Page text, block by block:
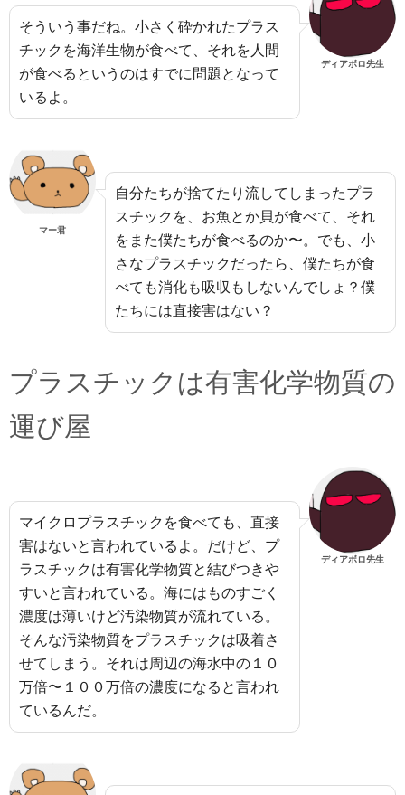
そういう事だね。小さく砕かれたプラス
チックを海洋生物が食べて、それを人間
が食べるというのはすでに問題となって
いるよ。
ディアボロ先生
マー君
自分たちが捨てたり流してしまったプラ
スチックを、お魚とか貝が食べて、それ
をまた僕たちが食べるのか〜。でも、小
さなプラスチックだったら、僕たちが食
べても消化も吸収もしないんでしょ？僕
たちには直接害はない？
プラスチックは有害化学物質の
運び屋
マイクロプラスチックを食べても、直接
害はないと言われているよ。だけど、プ
ラスチックは有害化学物質と結びつきや
すいと言われている。海にはものすごく
濃度は薄いけど汚染物質が流れている。
そんな汚染物質をプラスチックは吸着さ
せてしまう。それは周辺の海水中の１０
万倍〜１００万倍の濃度になると言われ
ているんだ。
ディアボロ先生